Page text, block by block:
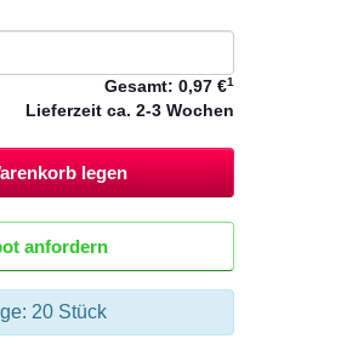
Gesamt: 0,97 €1
Lieferzeit ca. 2-3 Wochen
legen
anfordern
20 Stück